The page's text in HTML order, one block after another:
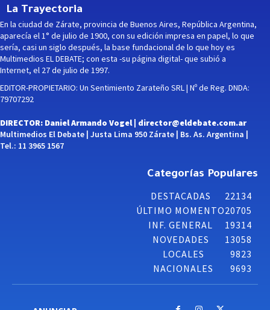
La Trayectoria
En la ciudad de Zárate, provincia de Buenos Aires, República Argentina,
aparecía el 1° de julio de 1900, con su edición impresa en papel, lo que
sería, casi un siglo después, la base fundacional de lo que hoy es
Multimedios EL DEBATE; con esta -su página digital- que subió a
Internet, el 27 de julio de 1997.
EDITOR-PROPIETARIO: Un Sentimiento Zarateño SRL | Nº de Reg. DNDA:
79707292
DIRECTOR: Daniel Armando Vogel | director@eldebate.com.ar
Multimedios El Debate | Justa Lima 950 Zárate | Bs. As. Argentina |
Tel.: 11 3965 1567
Categorías Populares
DESTACADAS
22134
ÚLTIMO MOMENTO20705
INF. GENERAL
19314
NOVEDADES
13058
LOCALES
9823
NACIONALES
9693